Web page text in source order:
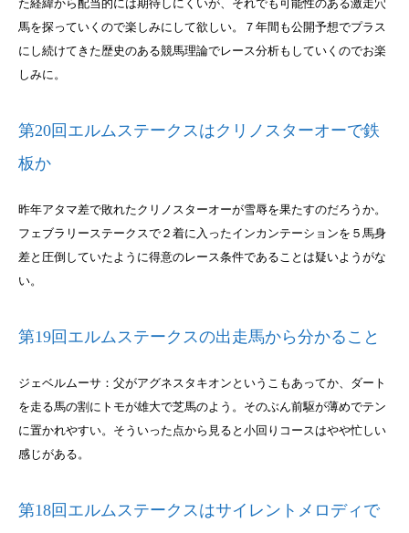
た経緯から配当的には期待しにくいが、それでも可能性のある激走穴
馬を探っていくので楽しみにして欲しい。７年間も公開予想でプラス
にし続けてきた歴史のある競馬理論でレース分析もしていくのでお楽
しみに。
第20回エルムステークスはクリノスターオーで鉄
板か
昨年アタマ差で敗れたクリノスターオーが雪辱を果たすのだろうか。
フェブラリーステークスで２着に入ったインカンテーションを５馬身
差と圧倒していたように得意のレース条件であることは疑いようがな
い。
第19回エルムステークスの出走馬から分かること
ジェベルムーサ：父がアグネスタキオンというこもあってか、ダート
を走る馬の割にトモが雄大で芝馬のよう。そのぶん前駆が薄めでテン
に置かれやすい。そういった点から見ると小回りコースはやや忙しい
感じがある。
第18回エルムステークスはサイレントメロディで